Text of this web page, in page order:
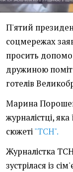
П'ятий
соцмережах
просить
дружиною
готелів
Марина
журналістці,
сюжеті"ТСН".
Журналістка
зустрілася із